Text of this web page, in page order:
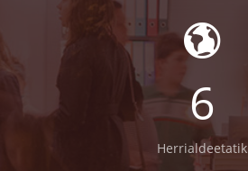
6
Herrialdeetatik